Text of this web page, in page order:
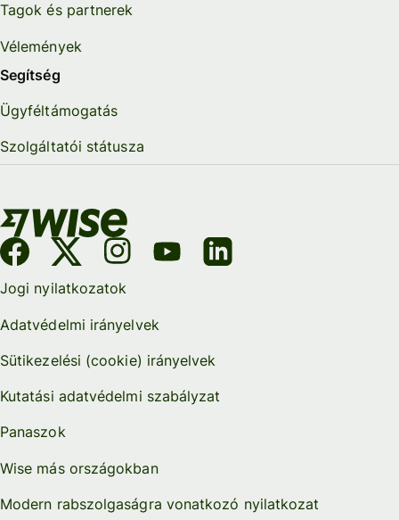
Tagok és partnerek
Vélemények
Segítség
Ügyféltámogatás
Szolgáltatói státusza
Jogi nyilatkozatok
Adatvédelmi irányelvek
Sütikezelési (cookie) irányelvek
Kutatási adatvédelmi szabályzat
Panaszok
Wise más országokban
Modern rabszolgaságra vonatkozó nyilatkozat